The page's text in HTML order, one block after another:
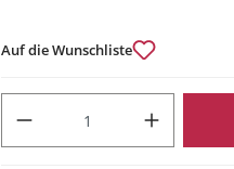
Auf die Wunschliste